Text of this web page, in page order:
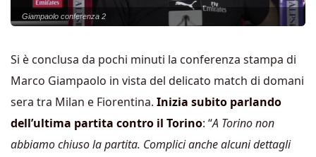
Giampaolo conferenza 2
Si è conclusa da pochi minuti la conferenza stampa di
Marco Giampaolo in vista del delicato match di domani
sera tra Milan e Fiorentina. Inizia subito parlando
dell’ultima partita contro il Torino: “A Torino non
abbiamo chiuso la partita. Complici anche alcuni dettagli